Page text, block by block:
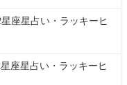
座星占い・ラッキーヒ
座星占い・ラッキーヒ